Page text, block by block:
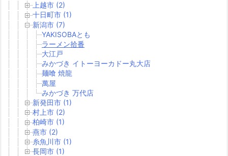
上越市 (2)
十日町市 (1)
新潟市 (7)
YAKISOBAとも
ラーメン拾番
大江戸
みかづき イトーヨーカドー丸大店
麺喰 焼龍
萬屋
みかづき 万代店
新発田市 (1)
村上市 (2)
柏崎市 (1)
燕市 (2)
糸魚川市 (1)
長岡市 (1)